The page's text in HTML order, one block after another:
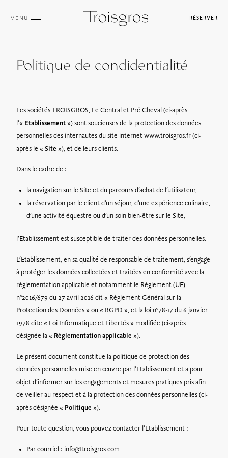
MENU RÉSERVER
Politique de condidentialité
Les sociétés TROISGROS, Le Central et Pré Cheval (ci-après
l’« Etablissement ») sont soucieuses de la protection des données
personnelles des internautes du site internet www.troisgros.fr (ci-
après le « Site »), et de leurs clients.
Dans le cadre de :
la navigation sur le Site et du parcours d’achat de l’utilisateur,
la réservation par le client d’un séjour, d’une expérience culinaire,
d’une activité équestre ou d’un soin bien-être sur le Site,
l’Etablissement est susceptible de traiter des données personnelles.
L’Etablissement, en sa qualité de responsable de traitement, s’engage
à protéger les données collectées et traitées en conformité avec la
règlementation applicable et notamment le Règlement (UE)
n°2016/679 du 27 avril 2016 dit « Règlement Général sur la
Protection des Données » ou « RGPD », et la loi n°78-17 du 6 janvier
1978 dite « Loi Informatique et Libertés » modifiée (ci-après
désignée la « Règlementation applicable »).
Le présent document constitue la politique de protection des
données personnelles mise en œuvre par l’Etablissement et a pour
objet d’informer sur les engagements et mesures pratiques pris afin
de veiller au respect et à la protection des données personnelles (ci-
après désignée « Politique »).
Pour toute question, vous pouvez contacter l’Etablissement :
Par courriel : info@troisgros.com